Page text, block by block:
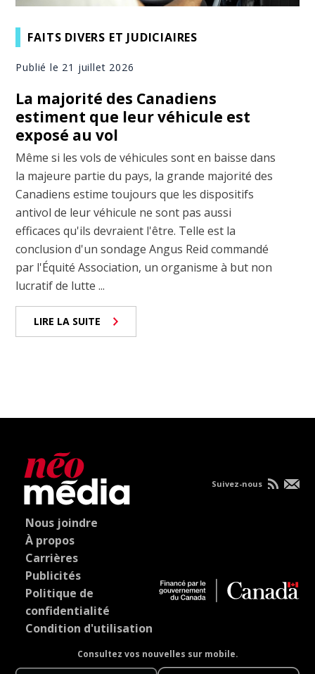
FAITS DIVERS ET JUDICIAIRES
Publié le 21 juillet 2026
La majorité des Canadiens
estiment que leur véhicule est
exposé au vol
Même si les vols de véhicules sont en baisse dans
la majeure partie du pays, la grande majorité des
Canadiens estime toujours que les dispositifs
antivol de leur véhicule ne sont pas aussi
efficaces qu'ils devraient l'être. Telle est la
conclusion d'un sondage Angus Reid commandé
par l'Équité Association, un organisme à but non
lucratif de lutte ...
LIRE LA SUITE
Nous joindre
À propos
Carrières
Publicités
Politique de
confidentialité
Condition d'utilisation
Consultez vos nouvelles sur mobile.
Suivez-nous